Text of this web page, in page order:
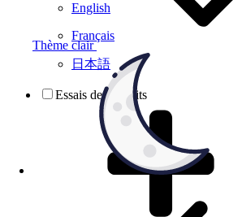
Thème clair
English
Français
日本語
Essais de produits